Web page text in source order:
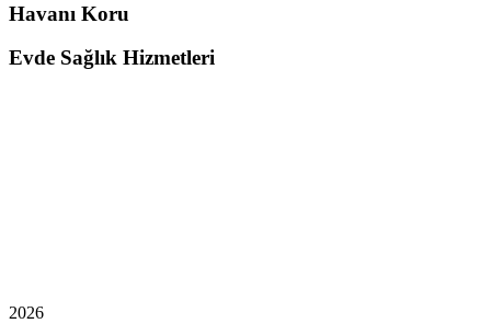
Havanı Koru
Evde Sağlık Hizmetleri
2026